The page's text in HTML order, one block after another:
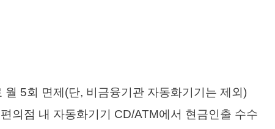
5회 면제(단, 비금융기관 자동화기기는 제외)
의점 내 자동화기기 CD/ATM에서 현금인출 수수